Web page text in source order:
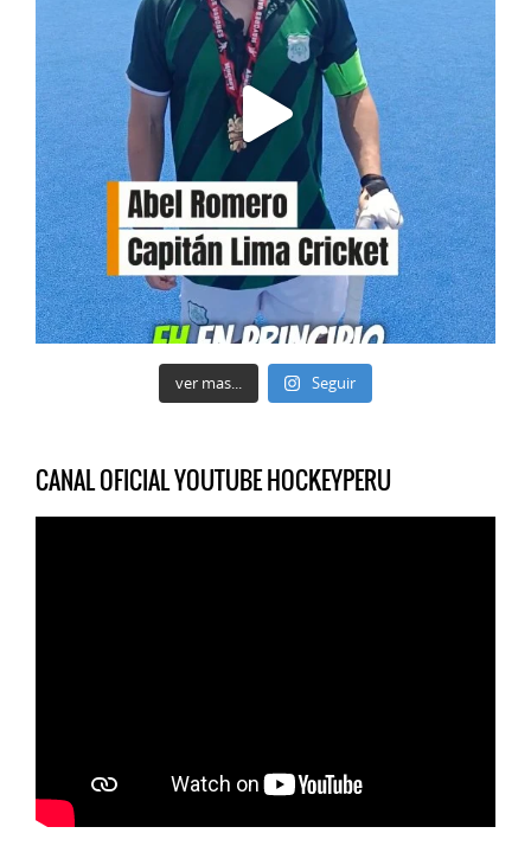
ver mas... Seguir
CANAL OFICIAL YOUTUBE HOCKEYPERU